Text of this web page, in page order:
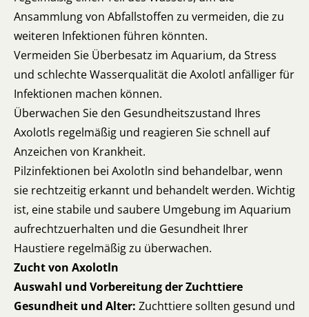
Ansammlung von Abfallstoffen zu vermeiden, die zu
weiteren Infektionen führen könnten.
Vermeiden Sie Überbesatz im Aquarium, da Stress
und schlechte Wasserqualität die Axolotl anfälliger für
Infektionen machen können.
Überwachen Sie den Gesundheitszustand Ihres
Axolotls regelmäßig und reagieren Sie schnell auf
Anzeichen von Krankheit.
Pilzinfektionen bei Axolotln sind behandelbar, wenn
sie rechtzeitig erkannt und behandelt werden. Wichtig
ist, eine stabile und saubere Umgebung im Aquarium
aufrechtzuerhalten und die Gesundheit Ihrer
Haustiere regelmäßig zu überwachen.
Zucht von Axolotln
Auswahl und Vorbereitung der Zuchttiere
Gesundheit und Alter: Zuchttiere sollten gesund und